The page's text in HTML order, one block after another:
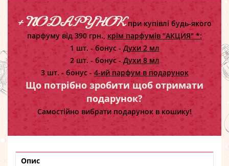
+ ПОДАРУНОКпри купівлі будь-якого
парфуму від 390 грн., крім парфумів "АКЦИЯ" *:
1 шт. - бонус - Духи 2 мл
2 шт. - бонус -Духи 8 мл
3 шт. - бонус -4-ий парфум в подарунок
Що потрібно зробити щоб отримати
подарунок?
Самостійно вибрати подарунок в кошику!
Опис